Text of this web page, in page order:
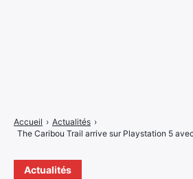
Actualités
Accueil › Actualités ›
The Caribou Trail arrive sur Playstation 5